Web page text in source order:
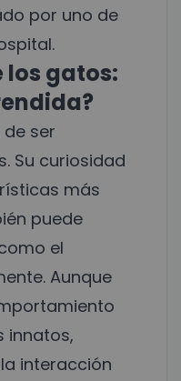
por uno de
los gatos:
ser
Su curiosidad
más
puede
el
Aunque
innatos,
interacción